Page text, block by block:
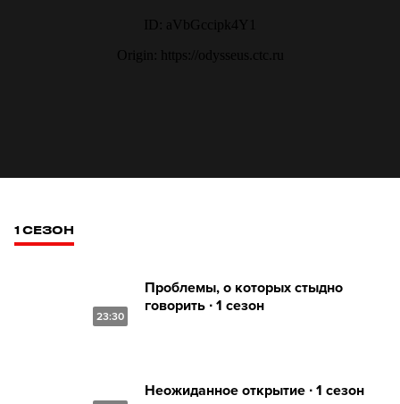
1 СЕЗОН
23:30
Проблемы, о которых стыдно
говорить ∙ 1 сезон
Неожиданное открытие ∙ 1 сезон